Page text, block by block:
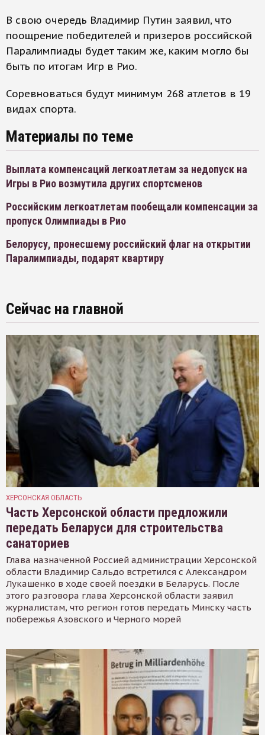
В свою очередь Владимир Путин заявил, что
поощрение победителей и призеров российской
Паралимпиады будет таким же, каким могло бы
быть по итогам Игр в Рио.
Соревноваться будут минимум 268 атлетов в 19
видах спорта.
Материалы по теме
Выплата компенсаций легкоатлетам за недопуск на
Игры в Рио возмутила других спортсменов
Российским легкоатлетам пообещали компенсации за
пропуск Олимпиады в Рио
Белорусу, пронесшему российский флаг на открытии
Паралимпиады, подарят квартиру
Сейчас на главной
ХЕРСОНСКАЯ ОБЛАСТЬ
Часть Херсонской области предложили
передать Беларуси для строительства
санаториев
Глава назначенной Россией администрации Херсонской
области Владимир Сальдо встретился с Александром
Лукашенко в ходе своей поездки в Беларусь. После
этого разговора глава Херсонской области заявил
журналистам, что регион готов передать Минску часть
побережья Азовского и Черного морей